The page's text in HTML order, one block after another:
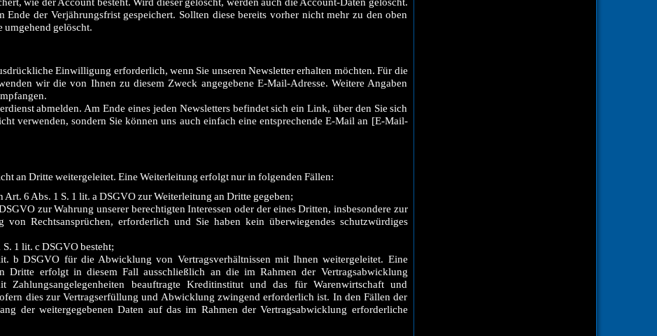
Ende der Verjährungsfrist gespeichert. Sollten diese bereits vorher nicht mehr zu den oben
umgehend gelöscht.
Einwilligung erforderlich, wenn Sie unseren Newsletter erhalten möchten. Für die
wir die von Ihnen zu diesem Zweck angegebene E-Mail-Adresse. Weitere Angaben
abmelden. Am Ende eines jeden Newsletters befindet sich ein Link, über den Sie sich
verwenden, sondern Sie können uns auch einfach eine entsprechende E-Mail an [E-Mail-
an Dritte weitergeleitet. Eine Weiterleitung erfolgt nur in folgenden Fällen:
6 Abs. 1 S. 1 lit. a DSGVO zur Weiterleitung an Dritte gegeben;
zur Wahrung unserer berechtigten Interessen oder der eines Dritten, insbesondere zur
von Rechtsansprüchen, erforderlich und Sie haben kein überwiegendes schutzwürdiges
1 lit. c DSGVO besteht;
b DSGVO für die Abwicklung von Vertragsverhältnissen mit Ihnen weitergeleitet. Eine
Dritte erfolgt in diesem Fall ausschließlich an die im Rahmen der Vertragsabwicklung
Zahlungsangelegenheiten beauftragte Kreditinstitut und das für Warenwirtschaft und
dies zur Vertragserfüllung und Abwicklung zwingend erforderlich ist. In den Fällen der
der weitergegebenen Daten auf das im Rahmen der Vertragsabwicklung erforderliche